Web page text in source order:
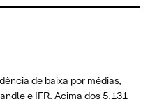
de baixa por médias,
e IFR. Acima dos 5.131